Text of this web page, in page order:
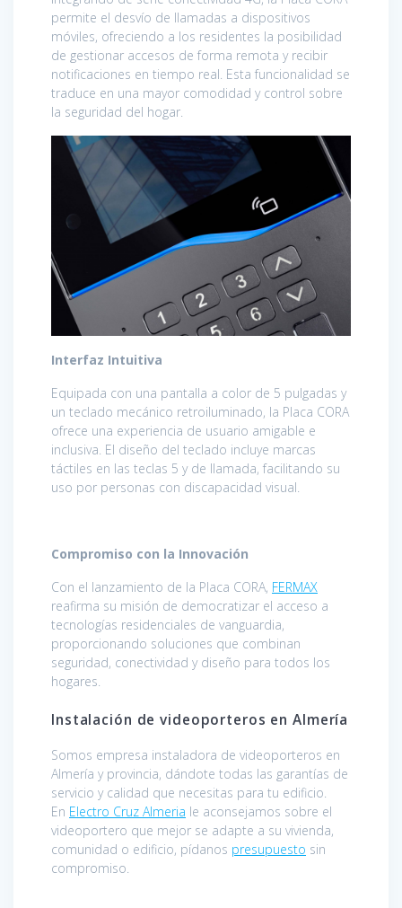
permite el desvío de llamadas a dispositivos
móviles, ofreciendo a los residentes la posibilidad
de gestionar accesos de forma remota y recibir
notificaciones en tiempo real. Esta funcionalidad se
traduce en una mayor comodidad y control sobre
la seguridad del hogar.
Interfaz Intuitiva
Equipada con una pantalla a color de 5 pulgadas y
un teclado mecánico retroiluminado, la Placa CORA
ofrece una experiencia de usuario amigable e
inclusiva. El diseño del teclado incluye marcas
táctiles en las teclas 5 y de llamada, facilitando su
uso por personas con discapacidad visual.
Compromiso con la Innovación
Con el lanzamiento de la Placa CORA, FERMAX
reafirma su misión de democratizar el acceso a
tecnologías residenciales de vanguardia,
proporcionando soluciones que combinan
seguridad, conectividad y diseño para todos los
hogares.
Instalación de videoporteros en Almería
Somos empresa instaladora de videoporteros en
Almería y provincia, dándote todas las garantías de
servicio y calidad que necesitas para tu edificio.
En Electro Cruz Almeria le aconsejamos sobre el
videoportero que mejor se adapte a su vivienda,
comunidad o edificio, pídanos presupuesto sin
compromiso.